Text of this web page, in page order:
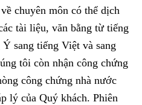
chuyên môn có thể dịch
tài liệu, văn bằng từ tiếng
sang tiếng Việt và sang
tôi còn nhận công chứng
công chứng nhà nước
lý của Quý khách. Phiên